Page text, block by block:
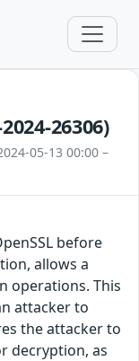
26306)
05-13 00:00 –
before
allows a
operations. This
attacker to
the attacker to
decryption, as